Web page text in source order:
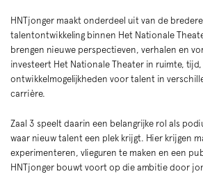
HNTjonger maakt onderdeel uit van de
talentontwikkeling binnen Het Nationale
brengen nieuwe perspectieven, verhalen en
investeert Het Nationale Theater in ruimte, tijd,
ontwikkelmogelijkheden voor talent in
carrière.
Zaal 3 speelt daarin een belangrijke rol als
waar nieuw talent een plek krijgt. Hier krijgen
experimenteren, vlieguren te maken en een
HNTjonger bouwt voort op die ambitie door